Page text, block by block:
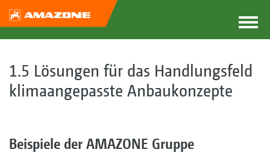
1.5 Lösungen für das Handlungsfeld
klimaangepasste Anbaukonzepte
Beispiele der AMAZONE Gruppe